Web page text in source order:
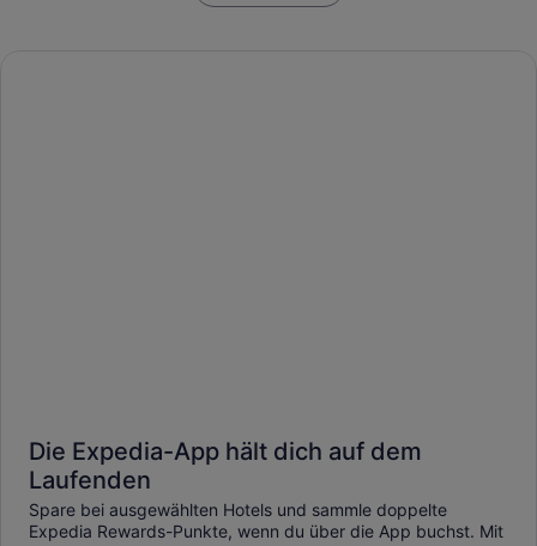
Die Expedia-App hält dich auf dem
Laufenden
Spare bei ausgewählten Hotels und sammle doppelte
Expedia Rewards-Punkte, wenn du über die App buchst. Mit